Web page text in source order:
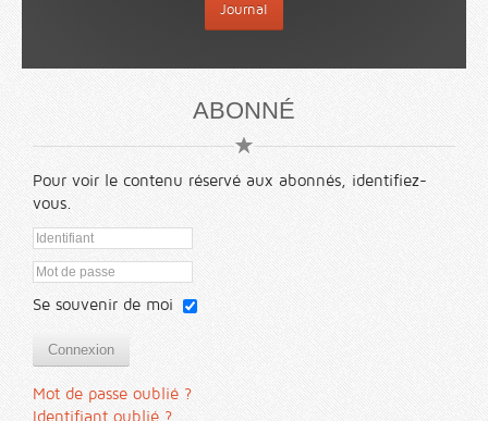
Journal
ABONNÉ
Pour voir le contenu réservé aux abonnés, identifiez-
vous.
Se souvenir de moi
Connexion
Mot de passe oublié ?
Identifiant oublié ?